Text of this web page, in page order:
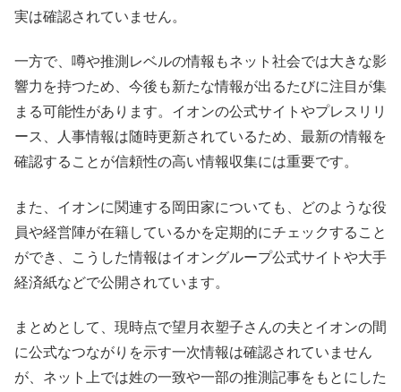
実は確認されていません。
一方で、噂や推測レベルの情報もネット社会では大きな影
響力を持つため、今後も新たな情報が出るたびに注目が集
まる可能性があります。イオンの公式サイトやプレスリリ
ース、人事情報は随時更新されているため、最新の情報を
確認することが信頼性の高い情報収集には重要です。
また、イオンに関連する岡田家についても、どのような役
員や経営陣が在籍しているかを定期的にチェックすること
ができ、こうした情報はイオングループ公式サイトや大手
経済紙などで公開されています。
まとめとして、現時点で望月衣塑子さんの夫とイオンの間
に公式なつながりを示す一次情報は確認されていません
が、ネット上では姓の一致や一部の推測記事をもとにした